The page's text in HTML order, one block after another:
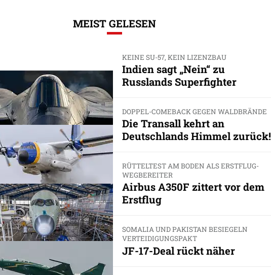
MEIST GELESEN
KEINE SU-57, KEIN LIZENZBAU
Indien sagt „Nein“ zu
Russlands Superfighter
DOPPEL-COMEBACK GEGEN WALDBRÄNDE
Die Transall kehrt an
Deutschlands Himmel zurück!
RÜTTELTEST AM BODEN ALS ERSTFLUG-
WEGBEREITER
Airbus A350F zittert vor dem
Erstflug
SOMALIA UND PAKISTAN BESIEGELN
VERTEIDIGUNGSPAKT
JF-17-Deal rückt näher